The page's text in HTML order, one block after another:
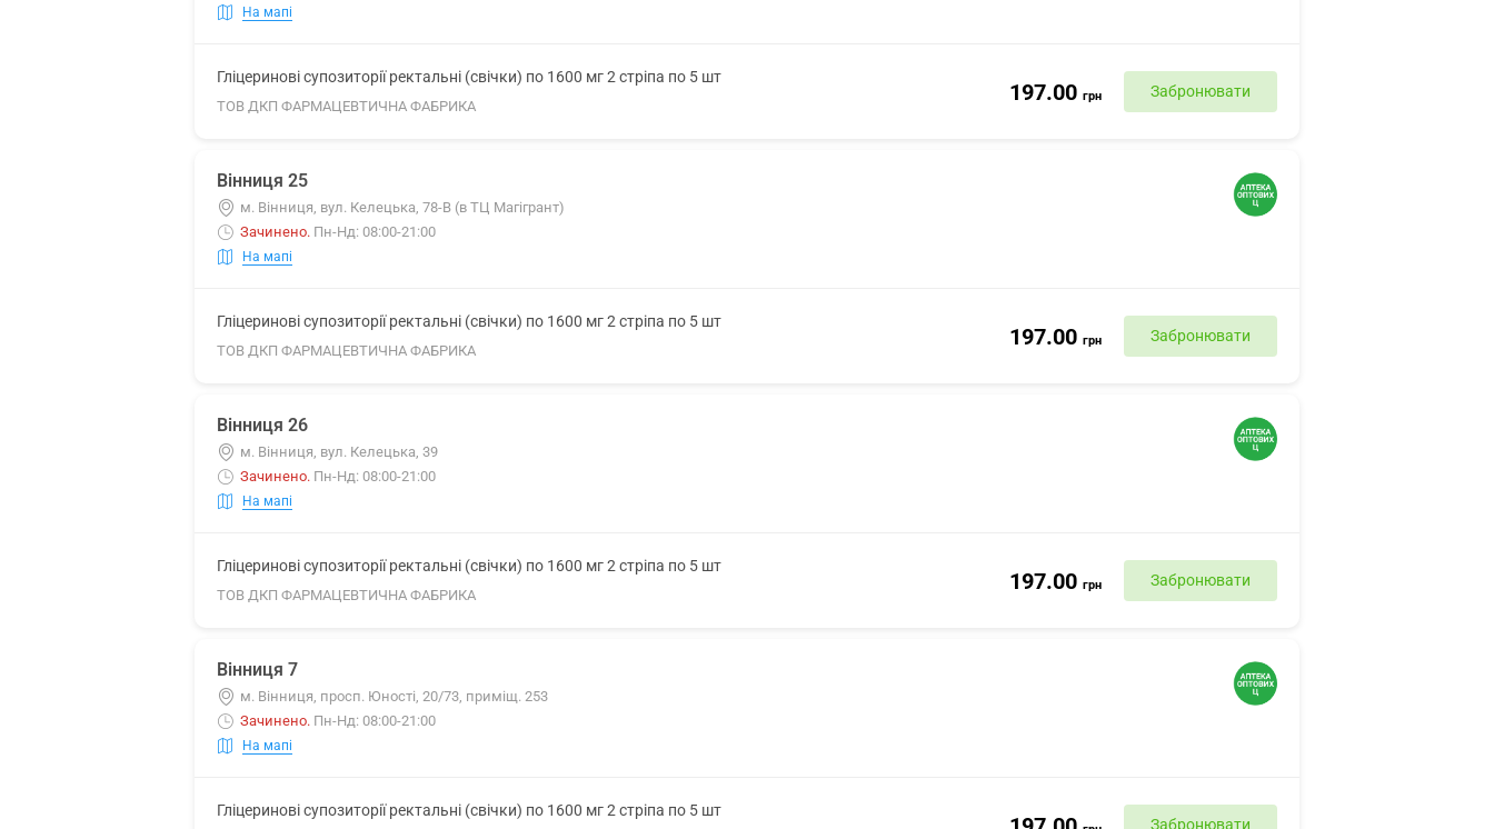
На мапі
Гліцеринові супозиторії ректальні (свічки) по 1600 мг 2 стріпа по 5 шт
ТОВ ДКП ФАРМАЦЕВТИЧНА ФАБРИКА
197.00 грн Забронювати
Вінниця 25
м. Вінниця, вул. Келецька, 78-В (в ТЦ Магігрант)
Зачинено. Пн-Нд: 08:00-21:00
На мапі
Гліцеринові супозиторії ректальні (свічки) по 1600 мг 2 стріпа по 5 шт
ТОВ ДКП ФАРМАЦЕВТИЧНА ФАБРИКА
197.00 грн Забронювати
Вінниця 26
м. Вінниця, вул. Келецька, 39
Зачинено. Пн-Нд: 08:00-21:00
На мапі
Гліцеринові супозиторії ректальні (свічки) по 1600 мг 2 стріпа по 5 шт
ТОВ ДКП ФАРМАЦЕВТИЧНА ФАБРИКА
197.00 грн Забронювати
Вінниця 7
м. Вінниця, просп. Юності, 20/73, приміщ. 253
Зачинено. Пн-Нд: 08:00-21:00
На мапі
Гліцеринові супозиторії ректальні (свічки) по 1600 мг 2 стріпа по 5 шт
Забронювати